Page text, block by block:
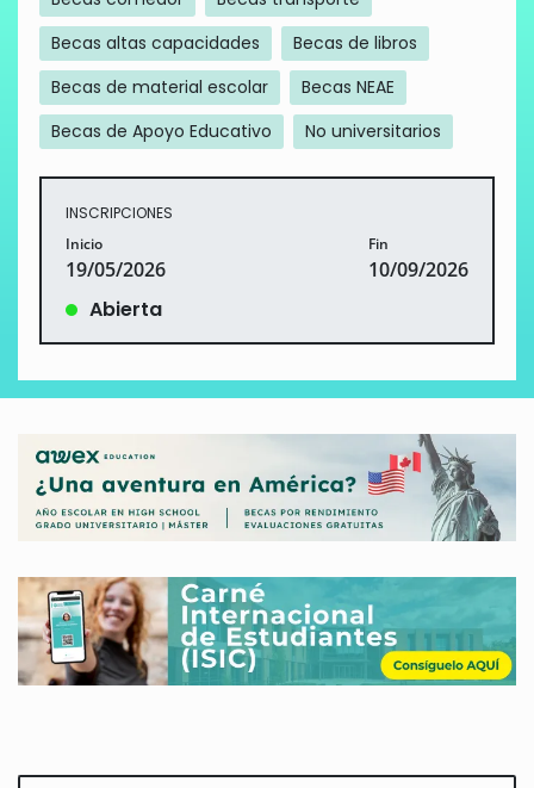
Becas altas capacidades
Becas de libros
Becas de material escolar
Becas NEAE
Becas de Apoyo Educativo
No universitarios
INSCRIPCIONES
Inicio
19/05/2026
Fin
10/09/2026
Abierta